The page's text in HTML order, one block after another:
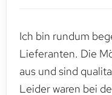
Ich bin rundum
Lieferanten. Die
aus und sind
Leider waren bei